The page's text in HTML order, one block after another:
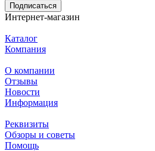
Подписаться
Интернет-магазин
Каталог
Компания
О компании
Отзывы
Новости
Информация
Реквизиты
Обзоры и советы
Помощь